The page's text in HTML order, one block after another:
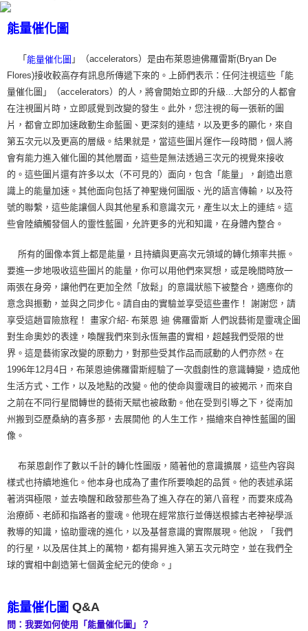
能量催化圖
「 能量催化圖 」（accelerators）是由布萊恩迪佛羅雷斯(Bryan De
Flores)接收較高存有訊息所傳遞下來的。上師們表示：任何注視這些「能
量催化圖」（accelerators）的人，將會開始立即的升級...大部分的人都會
在注視圖片時，立即感覺到改變的發生。此外，您注視的每一張新的圖
片，都會立即加速啟動生命藍圖、更深刻的連結，以及更多的顯化，來自
第五次元以及更高的層級。結果就是，當這些圖片運作一段時間，個人將
會有能力進入催化圖的其他層面，這些是無法透過三次元的視覺來接收
的。這些圖片還有許多以太（不可見的）面向，包含「能量」，創造出意
識上的能量加速。其他面向包括了神聖幾何圖版、光的語言傳輸，以及符
號的聯繫，這些能讓個人與其他星系和意識次元，產生以太上的連結。這
些會陸續觸發個人的靈性藍圖，允許更多的光和知識，在身體內整合。
所有的圖像本質上都是能量，且持續與更高次元領域的轉化頻率共振。
要進一步地吸收這些圖片的能量，你可以用他們來冥想，或是晚間時放一
兩張在身旁，讓他們在更加全然「放鬆」的意識狀態下被整合，適應你的
意念與振動，並與之同步化。請自由的實驗並享受這些畫作！ 謝謝您，請
享受這趟冒險旅程！ 畫家介紹- 布萊恩 迪 佛羅雷斯 人們說藝術是靈魂企圖
對生命奧妙的表達，喚醒我們來到永恆無盡的實相，超越我們受限的世
界。這是藝術家改變的原動力，對那些受其作品而感動的人們亦然。在
1996年12月4日，布萊恩迪佛羅雷斯經驗了一次戲劇性的意識轉變，造成他
生活方式、工作，以及地點的改變。他的使命與靈魂目的被揭示，而來自
之前在不同行星間轉世的藝術天賦也被啟動。他在受到引導之下，從南加
州搬到亞歷桑納的喜多那，去展開他 的人生工作，描繪來自神性藍圖的圖
像。
布萊恩創作了數以千計的轉化性圖版，隨著他的意識擴展，這些內容與
樣式也持續地進化。他本身也成為了畫作所要喚起的品質。他的表述承諾
著消弭極限，並去喚醒和啟發那些為了進入存在的第八音程，而要來成為
治療師、老師和指路者的靈魂。他現在經常旅行並傳送根據古老神祕學派
教導的知識，協助靈魂的進化，以及基督意識的實際展現。他說，「我們
的行星，以及居住其上的萬物，都有揚昇進入第五次元時空，並在我們全
球的實相中創造第七個黃金紀元的使命。」
能量催化圖 Q&A
問：我要如何使用「能量催化圖」？